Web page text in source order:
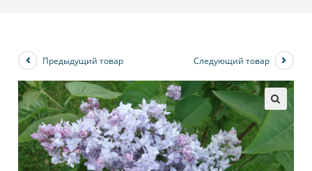
Предыдущий товар Следующий товар
🔍